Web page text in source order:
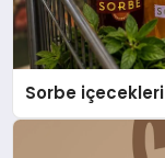
Sorbe içecekleri